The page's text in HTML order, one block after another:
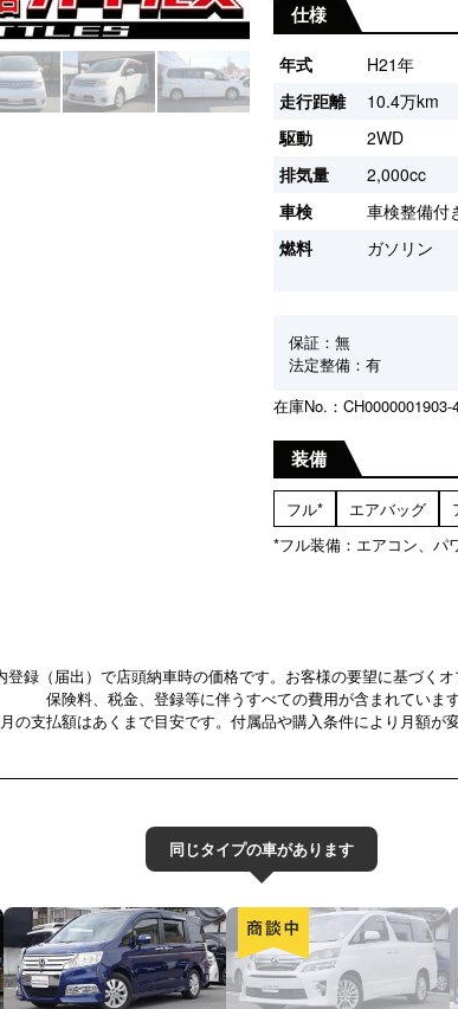
仕様
年式 H21年
走行距離
10.4万km
駆動
2WD
排気量
2,000cc
車検
車検整備付
燃料
ガソリン
保証：無
法定整備：有
在庫No.：CH0000001903-
装備
フル* エアバッグ
*フル装備：エアコン、パ
録（届出）で店頭納車時の価格です。お客様の要望に基づくオ
保険料、税金、登録等に伴うすべての費用が含まれています
の支払額はあくまで目安です。付属品や購入条件により月額が変
同じタイプの車があります